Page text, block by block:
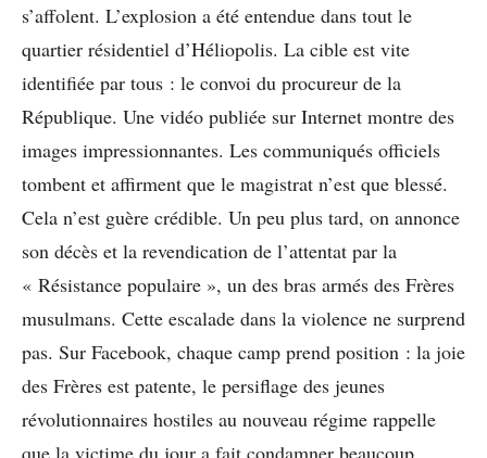
s’affolent. L’explosion a été entendue dans tout le
quartier résidentiel d’Héliopolis. La cible est vite
identifiée par tous : le convoi du procureur de la
République. Une vidéo publiée sur Internet montre des
images impressionnantes. Les communiqués officiels
tombent et affirment que le magistrat n’est que blessé.
Cela n’est guère crédible. Un peu plus tard, on annonce
son décès et la revendication de l’attentat par la
« Résistance populaire », un des bras armés des Frères
musulmans. Cette escalade dans la violence ne surprend
pas. Sur Facebook, chaque camp prend position : la joie
des Frères est patente, le persiflage des jeunes
révolutionnaires hostiles au nouveau régime rappelle
que la victime du jour a fait condamner beaucoup